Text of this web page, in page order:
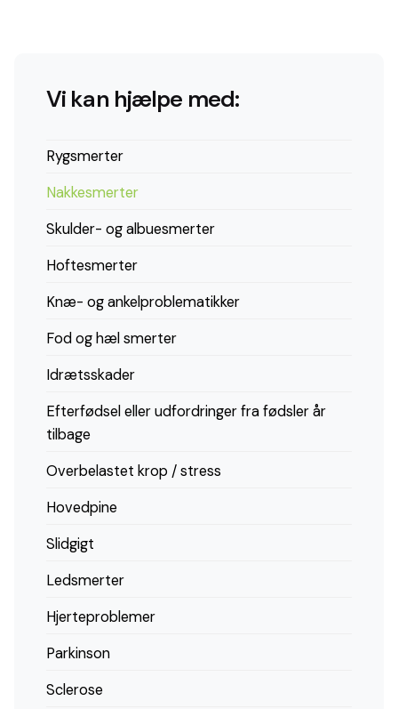
Vi kan hjælpe med:
Rygsmerter
Nakkesmerter
Skulder- og albuesmerter
Hoftesmerter
Knæ- og ankelproblematikker
Fod og hæl smerter
Idrætsskader
Efterfødsel eller udfordringer fra fødsler år
tilbage
Overbelastet krop / stress
Hovedpine
Slidgigt
Ledsmerter
Hjerteproblemer
Parkinson
Sclerose